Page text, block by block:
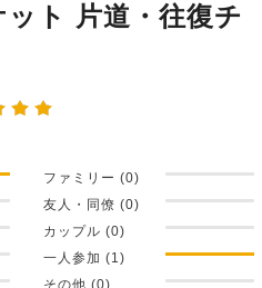
ト 片道・往復チ
ファミリー (0)
友人・同僚 (0)
カップル (0)
一人参加 (1)
その他 (0)